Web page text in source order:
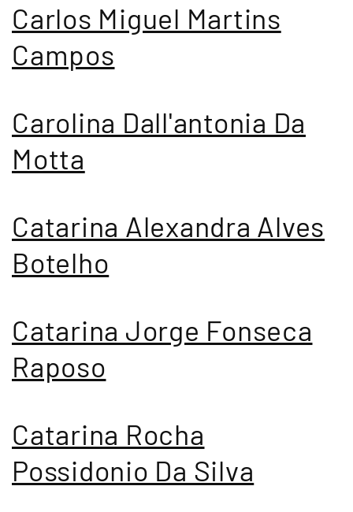
Carlos Miguel Martins
Campos
Carolina Dall'antonia Da
Motta
Catarina Alexandra Alves
Botelho
Catarina Jorge Fonseca
Raposo
Catarina Rocha
Possidonio Da Silva